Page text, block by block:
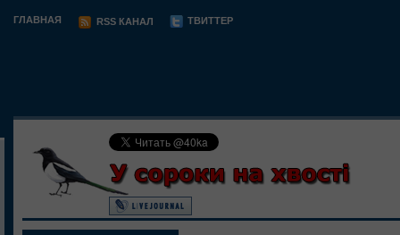
ГЛАВНАЯ RSS КАНАЛ ТВИТТЕР